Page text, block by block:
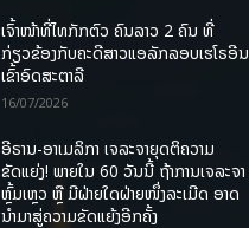
ເຈົ້າໜ້າທີ່ໄທກັກຕົວ ຄົນລາວ 2 ຄົນ ທີ່
ກ່ຽວຂ້ອງກັບຄະດີສາວແອລັກລອບເຮໂຣອີນ
ເຂົ້າອົດສະຕາລີ
16/07/2026
ອີຣານ-ອາເມລິກາ ເຈລະຈາຍຸດຕິຄວາມ
ຂັດແຍ່ງ! ພາຍໃນ 60 ວັນນີ້ ຖ້າການເຈລະຈາ
ຫຼົ້ມເຫຼວ ຫຼື ມີຝ່າຍໃດຝ່າຍໜຶ່ງລະເມີດ ອາດ
ນໍາມາສູ່ຄວາມຂັດແຍ້ງອີກຄັ້ງ